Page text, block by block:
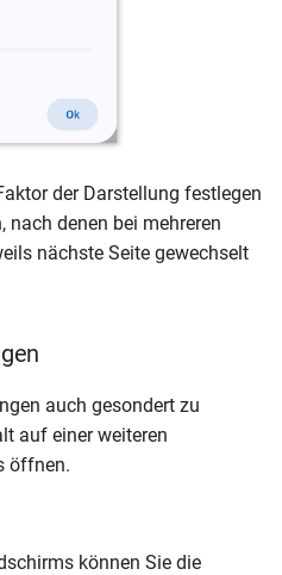
der Darstellung festlegen
nach denen bei mehreren
nächste Seite gewechselt
auch gesondert zu
auf einer weiteren
öffnen.
können Sie die